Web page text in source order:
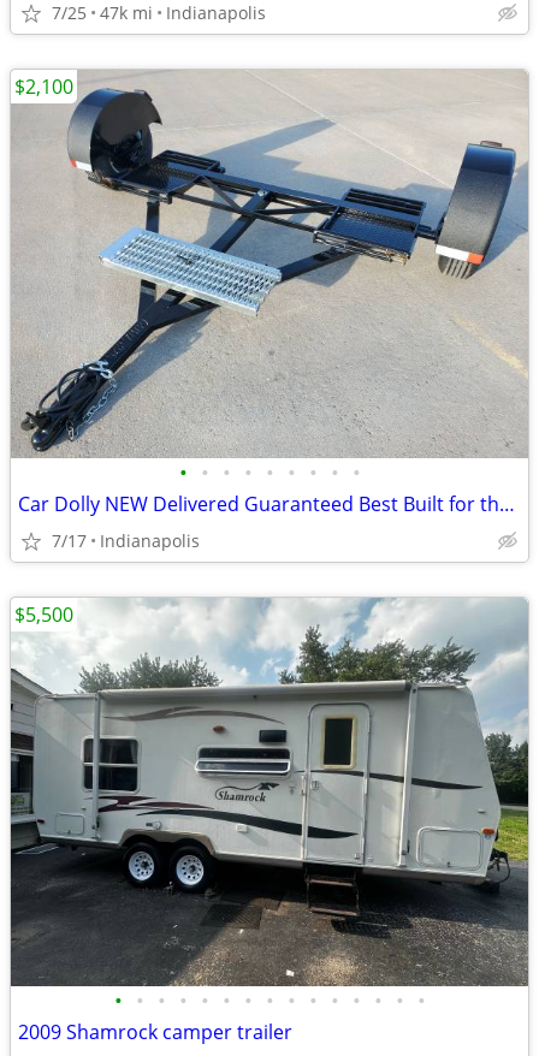
7/25 47k mi Indianapolis
• • • • • • • • •
Car Dolly NEW Delivered Guaranteed Best Built for the Money in U.S.!
7/17 Indianapolis
$2,100
• • • • • • • • • • • • • • •
2009 Shamrock camper trailer
$5,500